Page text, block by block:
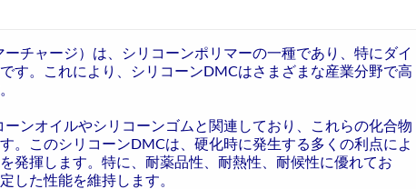
チャージ）は、シリコーンポリマーの一種であり、特にダイ
す。これにより、シリコーンDMCはさまざまな産業分野で高
ンオイルやシリコーンゴムと関連しており、これらの化合物
。このシリコーンDMCは、硬化時に発生する多くの利点によ
発揮します。特に、耐薬品性、耐熱性、耐候性に優れてお
した性能を維持します。